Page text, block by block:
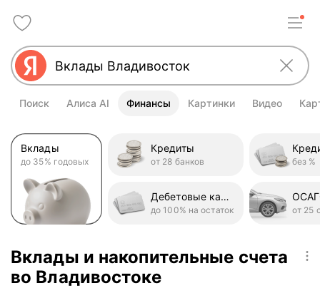
Поиск Алиса AI Финансы Картинки Видео
Вклады
до 35% годовых
Кредиты
от 28 банков
Дебетовые карты
до 100% на остаток
без %
от 25
Вклады и накопительные счета
во Владивостоке